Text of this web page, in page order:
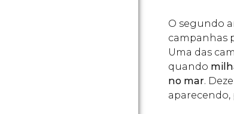
O segundo
campanhas
Uma das
quando
no mar.
aparecendo,